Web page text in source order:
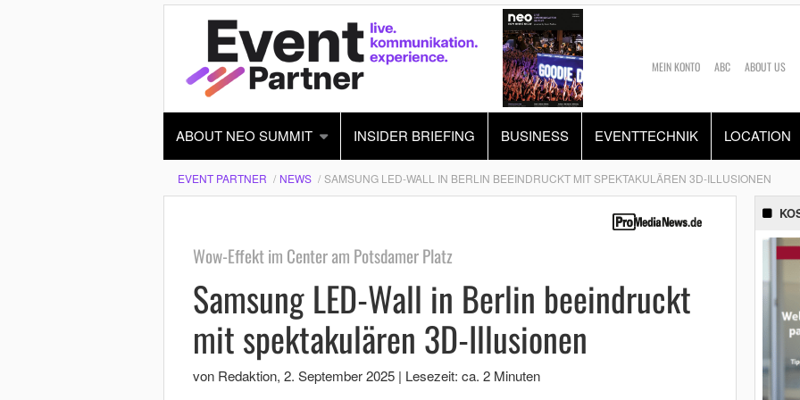
MEIN KONTO ABC ABOUT US
ABOUT NEO SUMMIT INSIDER BRIEFING BUSINESS EVENTTECHNIK LOCATION
EVENT PARTNER NEWS SAMSUNG LED-WALL IN BERLIN BEEINDRUCKT MIT SPEKTAKULÄREN 3D-ILLUSIONEN
Wow-Effekt im Center am Potsdamer Platz
Samsung LED-Wall in Berlin beeindruckt
mit spektakulären 3D-Illusionen
von Redaktion, 2. September 2025 | Lesezeit: ca. 2 Minuten